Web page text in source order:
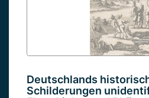
Deutschlands
Schilderungen